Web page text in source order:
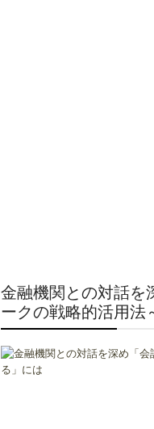
金融機関との対話を
ークの戦略的活用法